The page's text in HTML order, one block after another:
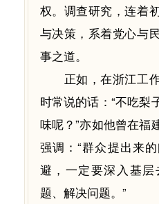
权。调查研究，连着
与决策，系着党心与
事之道。
正如，在浙江工作
时常说的话：“不吃梨
味呢？”亦如他曾在福
强调：“群众提出来
避，一定要深入基
题、解决问题。”